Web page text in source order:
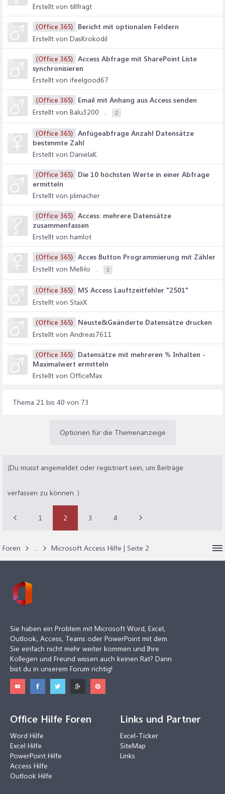
Erstellt von tillfragt
(Office 365)
Bericht mit optionalen Feldern
Erstellt von DasKrokodil
(Office 365) Access Abfrage mit SharePoint Liste
synchronisieren
Erstellt von ifeelgood67
(Office 365)
Email mit Anhang aus Access senden
Erstellt von Balu3200
2
(Office 365) Anfügeabfrage Anzahl Datensätze
bestimmte Zahl
Erstellt von DanielaK
(Office 365)
Die 10 höchsten Werte in einer Abfrage
ermitteln
Erstellt von plimacher
(Office 365) Access: mehrere Datensätze
zusammenfassen
Erstellt von hamlot
(Office 365) Acces Button Programmierung mit Zähler
Erstellt von MelHo
2
(Office 365)
MS Access Lauftzeitfehler "2501"
Erstellt von StaxX
(Office 365)
Neuste&Geänderte Datensätze drucken
Erstellt von Andreas7611
(Office 365)
Datensätze mit mehreren % Inhalten -
Maximalwert ermitteln
Erstellt von OfficeMax
Thema 21 bis 40 von 73
Optionen für die Themenanzeige
(Du musst angemeldet oder registriert sein, um Beiträge
verfassen zu können. )
1 2 3 4
Foren ... Microsoft Access Hilfe | Seite 2
Sie haben ein Problem mit Microsoft Word, Excel,
Outlook, Access, Teams oder PowerPoint mit dem
Sie einfach nicht mehr weiter kommen und Ihre
Kollegen und Freund wissen auch keinen Rat? Dann
bist du in unserem Forum richtig!
Office Hilfe Foren
Word Hilfe
Excel Hilfe
PowerPoint Hilfe
Access Hilfe
Outlook Hilfe
Links und Partner
Excel-Ticker
SiteMap
Links